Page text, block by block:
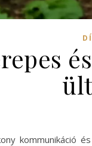
kommunikáció